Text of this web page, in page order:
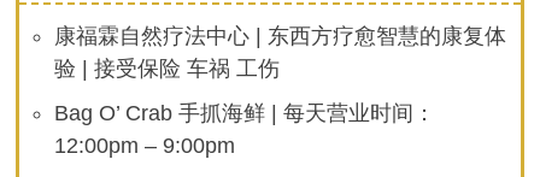
康福霖自然疗法中心 | 东西方疗愈智慧的康复体
验 | 接受保险 车祸 工伤
Bag O’ Crab 手抓海鲜 | 每天营业时间：
12:00pm – 9:00pm